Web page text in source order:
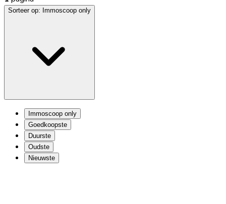
Sorteer op: Immoscoop only
Immoscoop only
Goedkoopste
Duurste
Oudste
Nieuwste